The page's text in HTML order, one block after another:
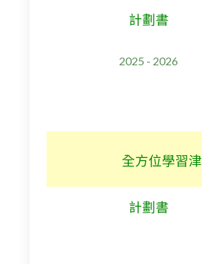
計劃書
2025 - 2026
全方位學習
計劃書